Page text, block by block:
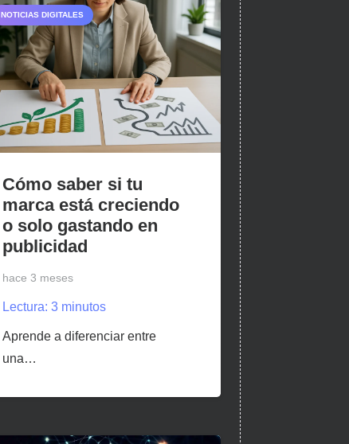
NOTICIAS DIGITALES
Cómo saber si tu
marca está creciendo
o solo gastando en
publicidad
hace 3 meses
Lectura: 3 minutos
Aprende a diferenciar entre
una…